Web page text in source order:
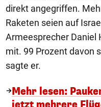
direkt angegriffen.
Raketen seien auf
Armeesprecher Daniel
mit. 99 Prozent davon
sagte er.
Mehr lesen: